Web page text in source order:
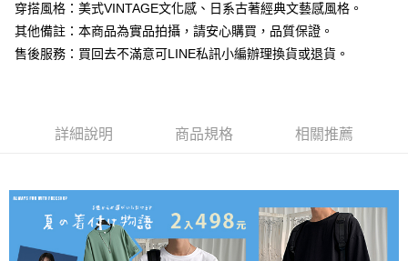
穿搭風格：美式VINTAGE文化感、日系古著經典文藝感風格。
其他備註：本商品為實品拍攝，請安心購買，品質保證。
售後服務：買回去不滿意可LINE私訊小編辦理換貨或退貨。
詳細說明 商品規格 相關推薦